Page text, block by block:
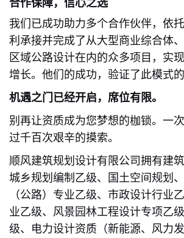
我们已成功助力多个合作伙伴，依
利承接并完成了从大型商业综合体
区域公路设计在内的众多项目，实
增长。他们的成功，验证了此模式的
机遇之门已经开启，席位有限。
别再让资质成为您梦想的枷锁。一
过千百次艰辛的摸索。
顺风建筑规划设计有限公司拥有建
城乡规划编制乙级、国土空间规划
（公路）专业乙级、市政设计行业
业乙级、风景园林工程设计专项乙
级、电力设计资质（新能源、风力发